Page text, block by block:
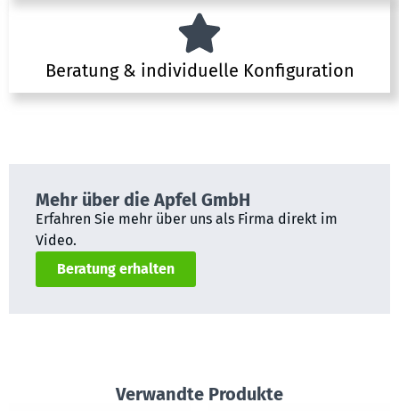
Beratung & individuelle Konfiguration
Mehr über die Apfel GmbH
Erfahren Sie mehr über uns als Firma direkt im
Video.
Beratung erhalten
Verwandte Produkte